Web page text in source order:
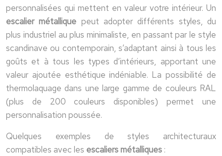
personnalisées qui mettent en valeur votre intérieur. Un
escalier métallique peut adopter différents styles, du
plus industriel au plus minimaliste, en passant par le style
scandinave ou contemporain, s’adaptant ainsi à tous les
goûts et à tous les types d’intérieurs, apportant une
valeur ajoutée esthétique indéniable. La possibilité de
thermolaquage dans une large gamme de couleurs RAL
(plus de 200 couleurs disponibles) permet une
personnalisation poussée.
Quelques exemples de styles architecturaux
compatibles avec les escaliers métalliques :